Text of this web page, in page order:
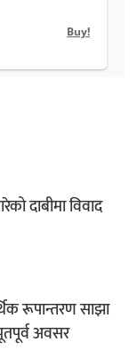
दाबीमा विवाद
रूपान्तरण साझा
अवसर